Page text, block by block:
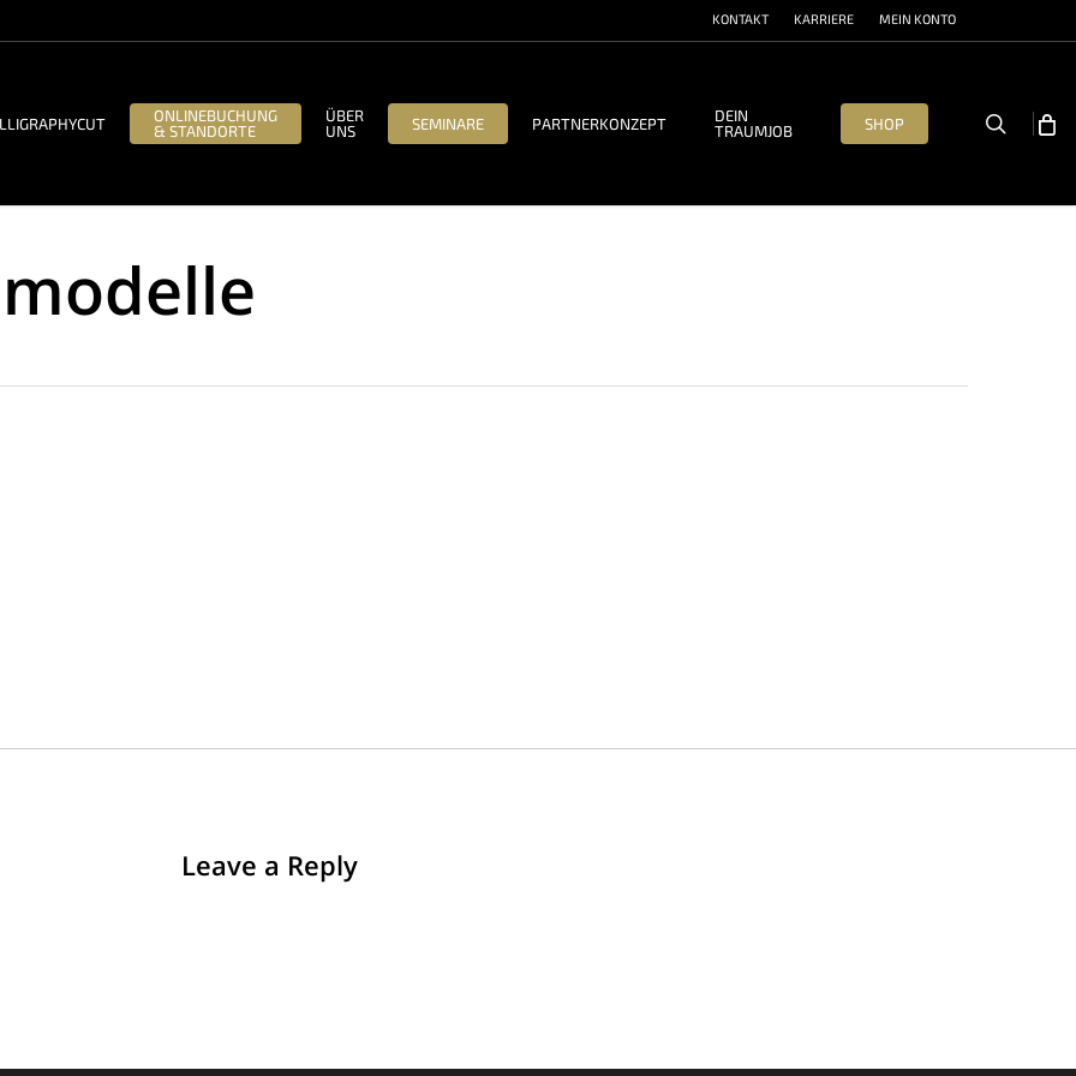
KONTAKT KARRIERE MEIN KONTO
ONLINEBUCHUNG
& STANDORTE
ÜBER
UNS
SEMINARE PARTNERKONZEPT
DEIN
TRAUMJOB
SHOP search
Leave a Reply